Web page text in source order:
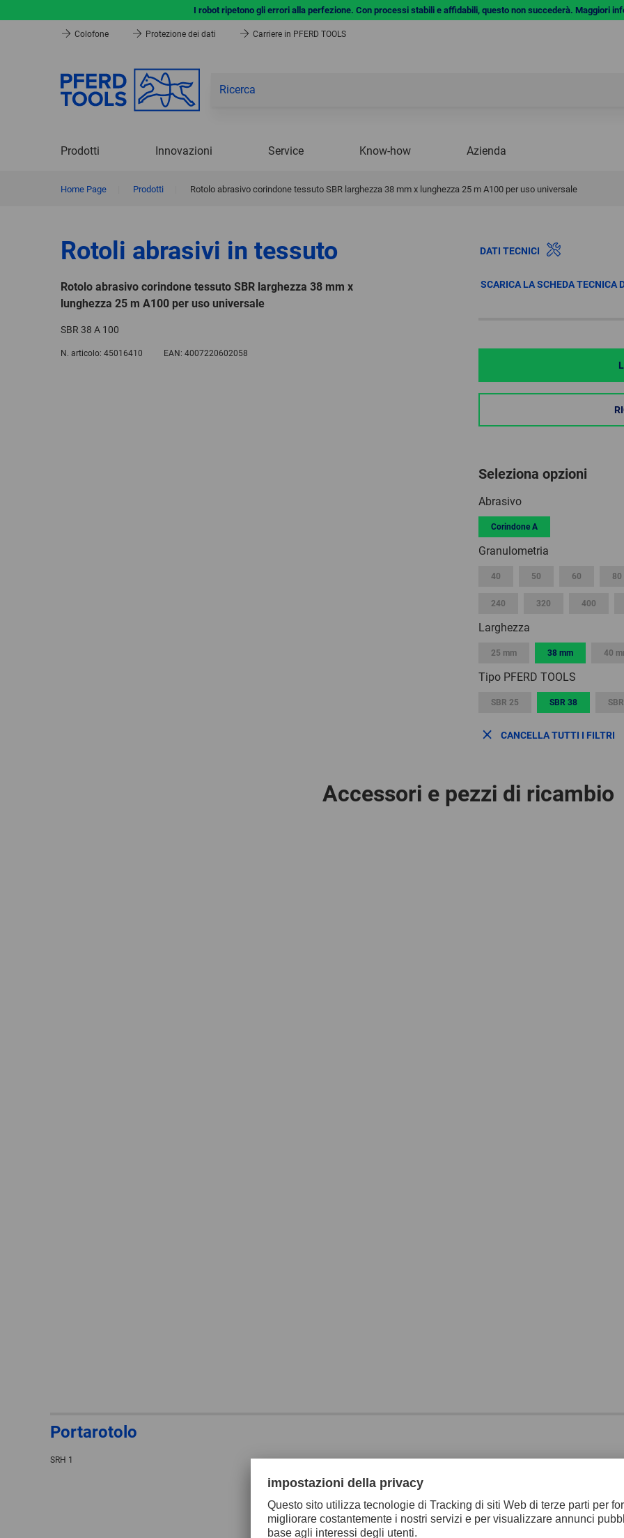
I robot ripetono gli errori alla perfezione. Con processi stabili e affidabili, questo non succederà. Maggiori
Colofone Protezione dei dati Carriere in PFERD TOOLS
Prodotti Innovazioni Service Know-how Azienda
Home Page Prodotti Rotolo abrasivo corindone tessuto SBR larghezza 38 mm x lunghezza 25 m A100 per uso universale
Rotoli abrasivi in tessuto
Rotolo abrasivo corindone tessuto SBR larghezza 38 mm x
lunghezza 25 m A100 per uso universale
SBR 38 A 100
N. articolo: 45016410 EAN: 4007220602058
DATI TECNICI
SCARICA LA SCHEDA TECNICA
Seleziona opzioni
Abrasivo
Corindone A
Granulometria
40 50 60 80
240 320 400
Larghezza
25 mm 38 mm 40
Tipo PFERD TOOLS
SBR 25 SBR 38
CANCELLA TUTTI I FILTRI
Accessori e pezzi di ricambio
Portarotolo
SRH 1